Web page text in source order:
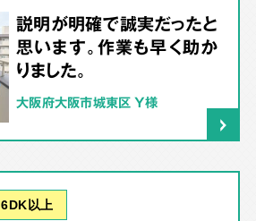
説明が明確で誠実だったと
思います。作業も早く助か
りました。
大阪府大阪市城東区 Y様
6DK以上